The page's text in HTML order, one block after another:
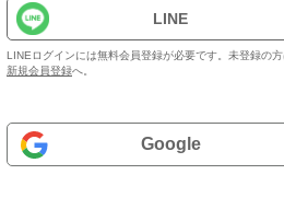
LINE
LINEログインには無料会員登録が必要です。未登録の方
新規会員登録へ。
Google